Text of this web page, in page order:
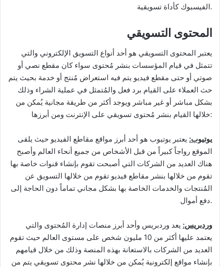
الفيسبوك كأداة تسويقية.
المحتوى التسويقي
يعتبر المحتوى التسويقي هو أحد أنواع التسويق الإلكتروني والتي
تتمثل في قيام المؤسسات بنشر مُحتوى سواء كان مقطع نصي أو
صوتي أو حتى مقطع فيديو يتم فيه استعراض مُنتج أو خدمة بحيث يتم
حث العملاء على القيام برد فعل والمُتمثل في عملية الشراء وذلك
بشكل مباشر أو غير مباشر ويوجد أكثر من طريقة مجانية يُمكن من
خلالها القيام بنشر مُحتوى تسويقي على الإنترنت ومن أبرزها:
يوتيوب: يعتبر يوتيوب هو أحد أبرز مواقع مقاطع الفيديو حيث يلقى
الموقع رواجاً كبيراً من قبل الأشخاص من جميع أنحاء العالم وأصبح
هناك العديد من الشركات التي أصبحت تقوم بإنشاء قنوات خاصة بها
تقوم من خلالها بنشر مقاطع فيديو تقوم من خلالها التسويق عن
المُنتجات والخدمات الخاصة بها بشكل مجاني تماماً دون الحاجة إلى
دفع أموال.
وردبريس: يعد وردبريس وأحد أبرز منصات إدارة المُحتوى والتي
يعتمد عليها أكثر من 10 مليون شخص على مستوى العالم حيث تقوم
العديد من الشركات بالاستعانة بهذه المنصة وذلك من خلال قيامهم
بإنشاء مواقع إلكترونية يُمكن من خلالها نشر محتوى تسويقي يتم من